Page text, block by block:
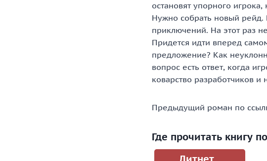
остановят упорного
Нужно собрать новый рейд.
приключений. На этот раз
Придется идти вперед
предложение? Как
вопрос есть ответ, когда
коварство разработчиков и
Предыдущий роман по
Где прочитать книгу